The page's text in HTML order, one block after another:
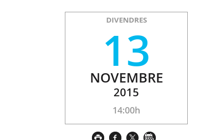
DIVENDRES
13
NOVEMBRE
2015
14:00h